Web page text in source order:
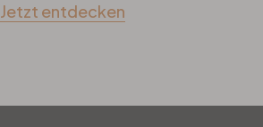
Jetzt entdecken